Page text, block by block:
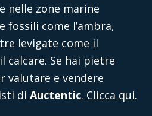
nelle zone marine
fossili come l’ambra,
levigate come il
calcare. Se hai pietre
valutare e vendere
diAuctentic. Clicca qui.